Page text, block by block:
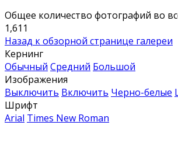
Общее количество фотографий во
1,611
Назад к обзорной странице галереи
Кернинг
Обычный Средний Большой
Изображения
Выключить Включить Черно-белые
Шрифт
Arial Times New Roman